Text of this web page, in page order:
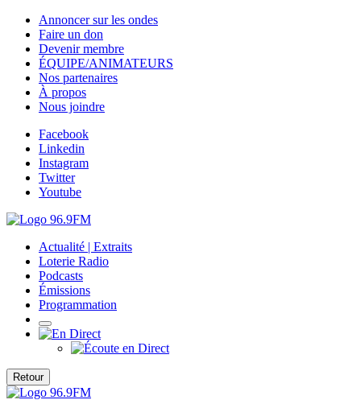
Annoncer sur les ondes
Faire un don
Devenir membre
ÉQUIPE/ANIMATEURS
Nos partenaires
À propos
Nous joindre
Facebook
Linkedin
Instagram
Twitter
Youtube
Actualité | Extraits
Loterie Radio
Podcasts
Émissions
Programmation
Retour